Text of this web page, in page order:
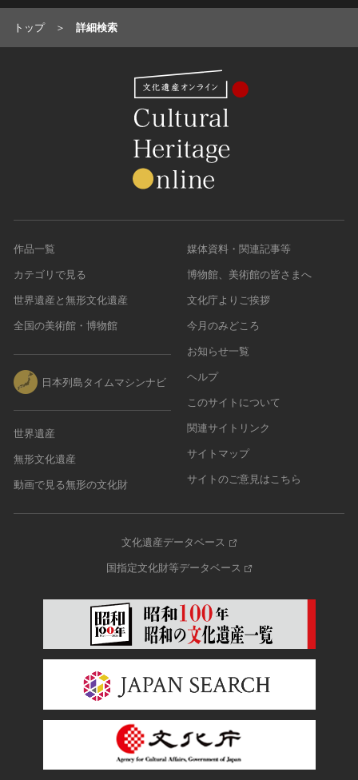
トップ 詳細検索
作品一覧
カテゴリで見る
世界遺産と無形文化遺産
全国の美術館・博物館
日本列島タイムマシンナビ
世界遺産
無形文化遺産
動画で見る無形の文化財
媒体資料・関連記事等
博物館、美術館の皆さまへ
文化庁よりご挨拶
今月のみどころ
お知らせ一覧
ヘルプ
このサイトについて
関連サイトリンク
サイトマップ
サイトのご意見はこちら
文化遺産データベース
国指定文化財等データベース